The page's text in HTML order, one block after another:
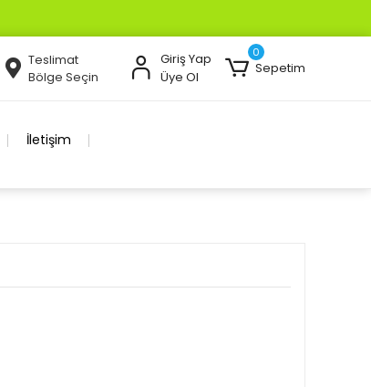
Teslimat
Bölge Seçin
Giriş Yap
Üye Ol
0
Sepetim
İletişim